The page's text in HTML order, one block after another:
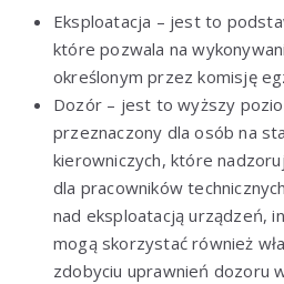
Eksploatacja – jest to
które pozwala na
określonym przez komisję
Dozór – jest to wyższy
przeznaczony dla osób na
kierowniczych, które
dla pracowników
nad eksploatacją urządzeń,
mogą skorzystać również
zdobyciu uprawnień dozoru